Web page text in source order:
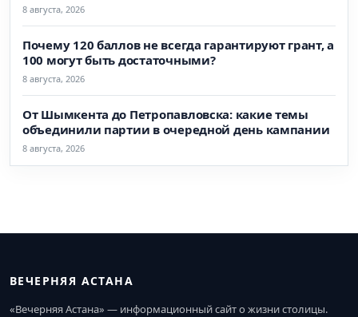
8 августа, 2026
Почему 120 баллов не всегда гарантируют грант, а
100 могут быть достаточными?
8 августа, 2026
От Шымкента до Петропавловска: какие темы
объединили партии в очередной день кампании
8 августа, 2026
ВЕЧЕРНЯЯ АСТАНА
«Вечерняя Астана» — информационный сайт о жизни столицы.